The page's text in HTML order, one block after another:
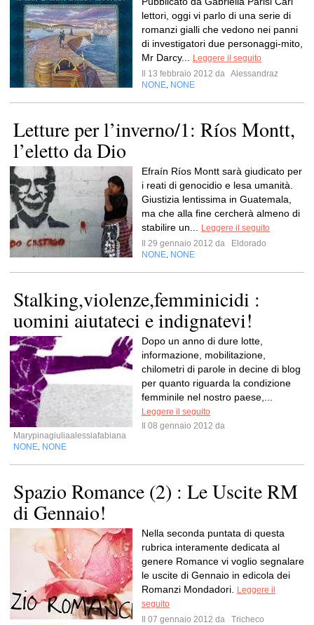
lettori, oggi vi parlo di una serie di
romanzi gialli che vedono nei panni
di investigatori due personaggi-mito,
Mr Darcy...
Leggere il seguito
Il 13 febbraio 2012 da Alessandraz
NONE NONE
Letture per l’inverno/1: Ríos Montt,
l’eletto da Dio
Efraín Ríos Montt sarà giudicato per
i reati di genocidio e lesa umanità.
Giustizia lentissima in Guatemala,
ma che alla fine cercherà almeno di
stabilire un...
Leggere il seguito
Il 29 gennaio 2012 da
Eldorado
NONE NONE
Stalking,violenze,femminicidi :
uomini aiutateci e indignatevi!
Dopo un anno di dure lotte,
informazione, mobilitazione,
chilometri di parole in decine di blog
per quanto riguarda la condizione
femminile nel nostro paese,...
Leggere il seguito
Il 08 gennaio 2012 da
Marypinagiuliaalessiafabiana
NONE NONE
Spazio Romance (2) : Le Uscite RM
di Gennaio!
Nella seconda puntata di questa
rubrica interamente dedicata al
genere Romance vi voglio segnalare
le uscite di Gennaio in edicola dei
Romanzi Mondadori.
Leggere il
seguito
Il 07 gennaio 2012 da
Tricheco